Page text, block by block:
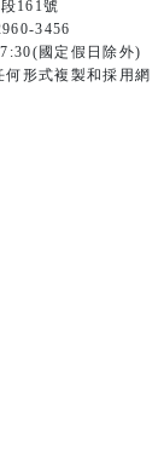
161號
3456
國定假日除外)
形式複製和採用網